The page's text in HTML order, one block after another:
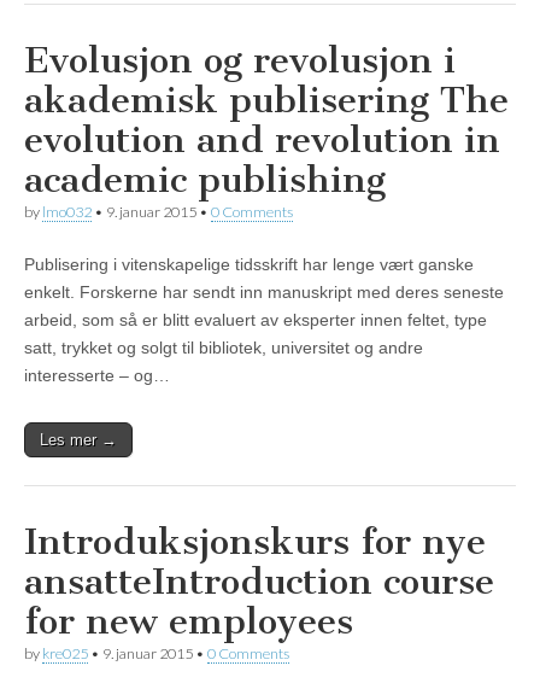
Evolusjon og revolusjon i
akademisk publisering The
evolution and revolution in
academic publishing
by lmo032 • 9. januar 2015 • 0 Comments
Publisering i vitenskapelige tidsskrift har lenge vært ganske
enkelt. Forskerne har sendt inn manuskript med deres seneste
arbeid, som så er blitt evaluert av eksperter innen feltet, type
satt, trykket og solgt til bibliotek, universitet og andre
interesserte – og…
Les mer →
Introduksjonskurs for nye
ansatteIntroduction course
for new employees
by kre025 • 9. januar 2015 • 0 Comments